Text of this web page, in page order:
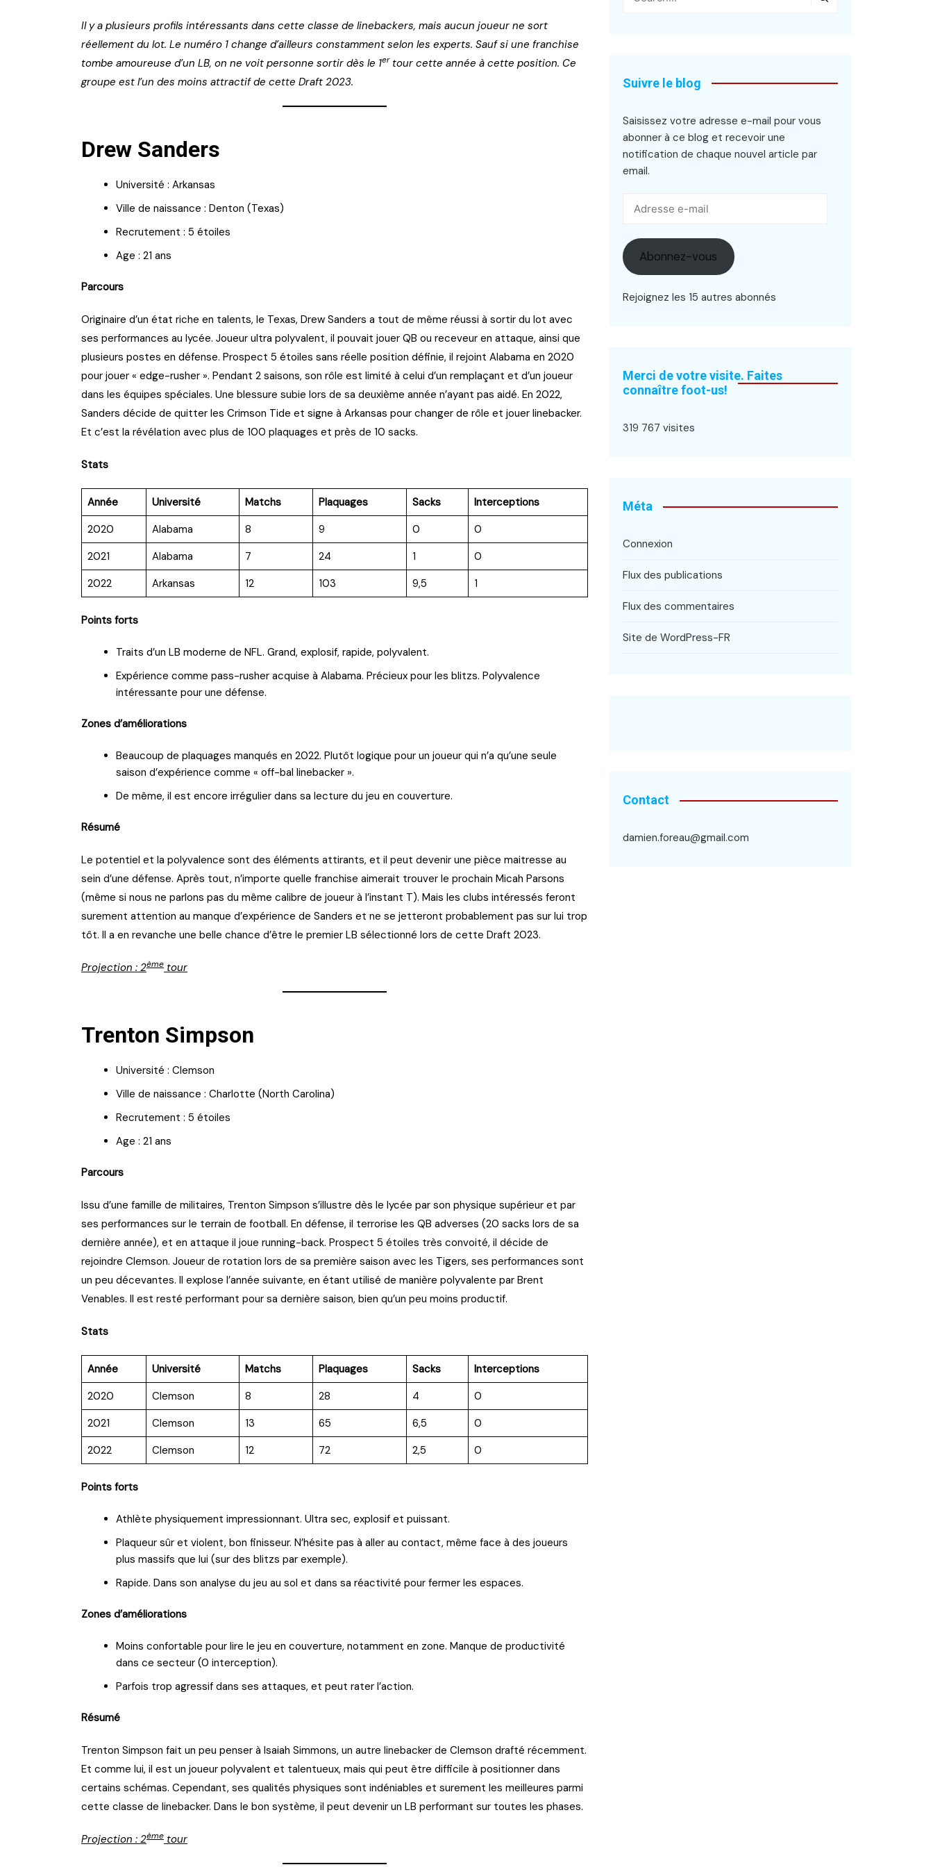
Il y a plusieurs profils intéressants dans cette classe de linebackers, mais aucun joueur ne sort
réellement du lot. Le numéro 1 change d’ailleurs constamment selon les experts. Sauf si une franchise
tombe amoureuse d’un LB, on ne voit personne sortir dès le 1ertour cette année à cette position. Ce
groupe est l’un des moins attractif de cette Draft 2023.
Drew Sanders
Université : Arkansas
Ville de naissance : Denton (Texas)
Recrutement : 5 étoiles
Age : 21 ans
Parcours
Originaire d’un état riche en talents, le Texas, Drew Sanders a tout de même réussi à sortir du lot avec
ses performances au lycée. Joueur ultra polyvalent, il pouvait jouer QB ou receveur en attaque, ainsi que
plusieurs postes en défense. Prospect 5 étoiles sans réelle position définie, il rejoint Alabama en 2020
pour jouer « edge-rusher ». Pendant 2 saisons, son rôle est limité à celui d’un remplaçant et d’un joueur
dans les équipes spéciales. Une blessure subie lors de sa deuxième année n’ayant pas aidé. En 2022,
Sanders décide de quitter les Crimson Tide et signe à Arkansas pour changer de rôle et jouer linebacker.
Et c’est la révélation avec plus de 100 plaquages et près de 10 sacks.
Stats
Année Université Matchs Plaquages Sacks
Interceptions
2020
Alabama 8 9 0
0
2021
Alabama 7 24 1
0
2022
Arkansas 12 103 9,5 1
Points forts
Traits d’un LB moderne de NFL. Grand, explosif, rapide, polyvalent.
Expérience comme pass-rusher acquise à Alabama. Précieux pour les blitzs. Polyvalence
intéressante pour une défense.
Zones d’améliorations
Beaucoup de plaquages manqués en 2022. Plutôt logique pour un joueur qui n’a qu’une seule
saison d’expérience comme « off-bal linebacker ».
De même, il est encore irrégulier dans sa lecture du jeu en couverture.
Résumé
Le potentiel et la polyvalence sont des éléments attirants, et il peut devenir une pièce maitresse au
sein d’une défense. Après tout, n’importe quelle franchise aimerait trouver le prochain Micah Parsons
(même si nous ne parlons pas du même calibre de joueur à l’instant T). Mais les clubs intéressés feront
surement attention au manque d’expérience de Sanders et ne se jetteront probablement pas sur lui trop
tôt. Il a en revanche une belle chance d’être le premier LB sélectionné lors de cette Draft 2023.
Projection : 2ème tour
Trenton Simpson
Université : Clemson
Ville de naissance : Charlotte (North Carolina)
Recrutement : 5 étoiles
Age : 21 ans
Parcours
Issu d’une famille de militaires, Trenton Simpson s’illustre dès le lycée par son physique supérieur et par
ses performances sur le terrain de football. En défense, il terrorise les QB adverses (20 sacks lors de sa
dernière année), et en attaque il joue running-back. Prospect 5 étoiles très convoité, il décide de
rejoindre Clemson. Joueur de rotation lors de sa première saison avec les Tigers, ses performances sont
un peu décevantes. Il explose l’année suivante, en étant utilisé de manière polyvalente par Brent
Venables. Il est resté performant pour sa dernière saison, bien qu’un peu moins productif.
Stats
Année Université Matchs Plaquages Sacks
Interceptions
2020
Clemson 8 28 4
0
2021
Clemson 13 65 6,5
0
2022
Clemson 12 72 2,5 0
Points forts
Athlète physiquement impressionnant. Ultra sec, explosif et puissant.
Plaqueur sûr et violent, bon finisseur. N’hésite pas à aller au contact, même face à des joueurs
plus massifs que lui (sur des blitzs par exemple).
Rapide. Dans son analyse du jeu au sol et dans sa réactivité pour fermer les espaces.
Zones d’améliorations
Moins confortable pour lire le jeu en couverture, notamment en zone. Manque de productivité
dans ce secteur (0 interception).
Parfois trop agressif dans ses attaques, et peut rater l’action.
Résumé
Trenton Simpson fait un peu penser à Isaiah Simmons, un autre linebacker de Clemson drafté récemment.
Et comme lui, il est un joueur polyvalent et talentueux, mais qui peut être difficile à positionner dans
certains schémas. Cependant, ses qualités physiques sont indéniables et surement les meilleures parmi
cette classe de linebacker. Dans le bon système, il peut devenir un LB performant sur toutes les phases.
Projection : 2ème tour
Suivre le blog
Saisissez votre adresse e-mail pour vous
abonner à ce blog et recevoir une
notification de chaque nouvel article par
email.
Abonnez-vous
Rejoignez les 15 autres abonnés
Merci de votre visite. Faites
connaître foot-us!
319 767 visites
Méta
Connexion
Flux des publications
Flux des commentaires
Site de WordPress-FR
Contact
damien.foreau@gmail.com